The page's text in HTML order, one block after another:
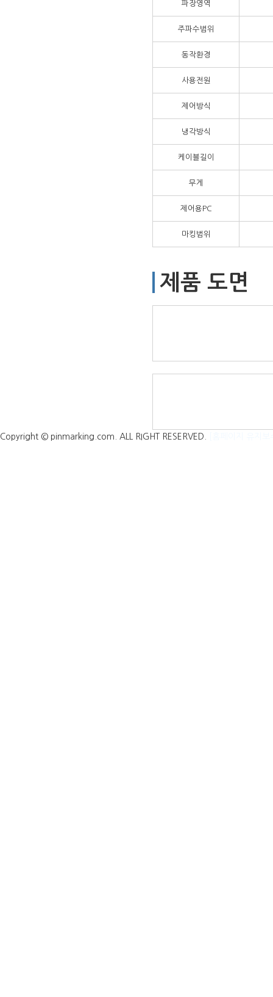
파장영역
주파수범위
동작환경
사용전원
제어방식
냉각방식
케이블길이
무게
제어용PC
마킹범위
제품 도면
Copyright © pinmarking.com. ALL RIGHT RESERVED.